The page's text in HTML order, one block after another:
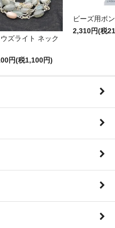
ズライト ネック
円(税1,100円)
ビーズ用ボ
2,310円(税